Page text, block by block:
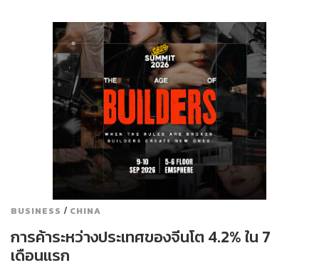
BUSINESS / CHINA
การค้าระหว่างประเทศของจีนโต 4.2% ใน 7
เดือนแรก